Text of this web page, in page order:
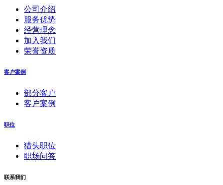
公司介绍
服务优势
经营理念
加入我们
荣誉资质
客户案例
部分客户
客户案例
职位
猎头职位
职场问答
联系我们